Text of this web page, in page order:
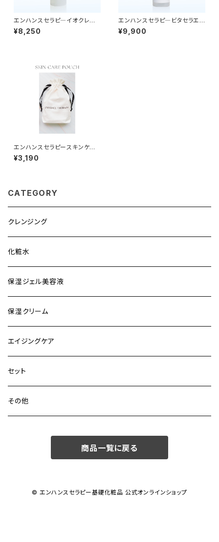
エンハンスセラピ―イオクレイ
クレンジング＜ラベンダー＞ 15
0ml
¥8,250
エンハンスセラピ―ビタセラエッ
センスローション150ml
¥9,900
エンハンスセラピースキンケア
ポーチ(スパチュラ付き)
¥3,190
CATEGORY
クレンジング
化粧水
保湿ジェル美容液
保湿クリーム
エイジングケア
セット
その他
商品一覧に戻る
© エンハンスセラピー基礎化粧品 公式オンラインショップ